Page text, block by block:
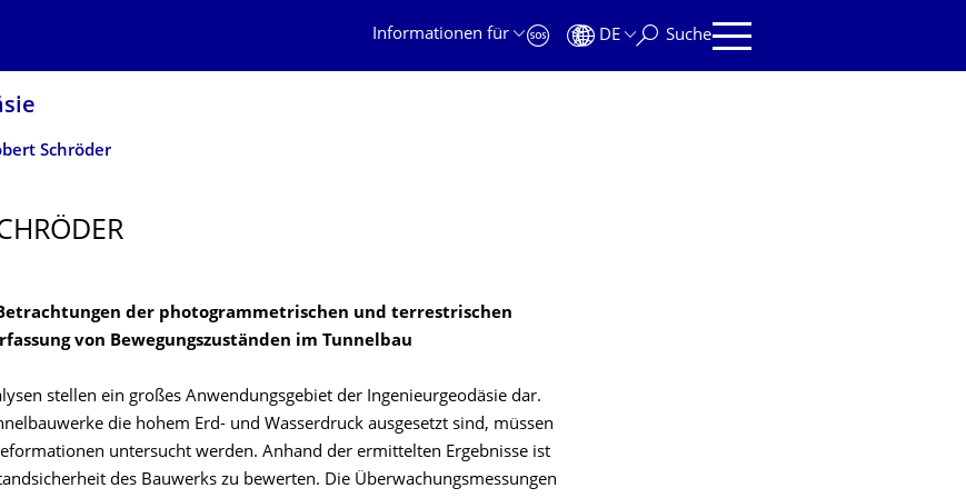
Informationen für
DE Suche
Schröder
der photogrammetrischen und terrestrischen
von Bewegungszuständen im Tunnelbau
stellen ein großes Anwendungsgebiet der Ingenieurgeodäsie dar.
die hohem Erd- und Wasserdruck ausgesetzt sind, müssen
untersucht werden. Anhand der ermittelten Ergebnisse ist
des Bauwerks zu bewerten. Die Überwachungsmessungen